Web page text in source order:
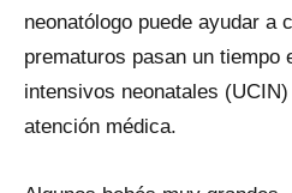
neonatólogo puede ayudar a
prematuros pasan un tiempo
intensivos neonatales
atención médica.